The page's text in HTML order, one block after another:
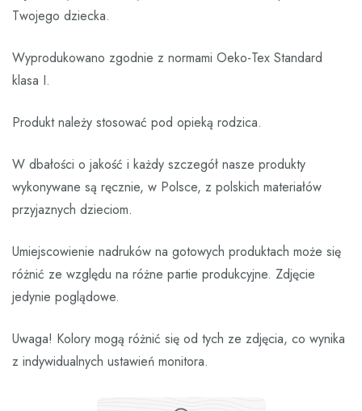
Twojego dziecka.
Wyprodukowano zgodnie z normami Oeko-Tex Standard
klasa I.
Produkt należy stosować pod opieką rodzica.
W dbałości o jakość i każdy szczegół nasze produkty
wykonywane są ręcznie, w Polsce, z polskich materiałów
przyjaznych dzieciom.
Umiejscowienie nadruków na gotowych produktach może się
różnić ze względu na różne partie produkcyjne. Zdjęcie
jedynie poglądowe.
Uwaga! Kolory mogą różnić się od tych ze zdjęcia, co wynika
z indywidualnych ustawień monitora.